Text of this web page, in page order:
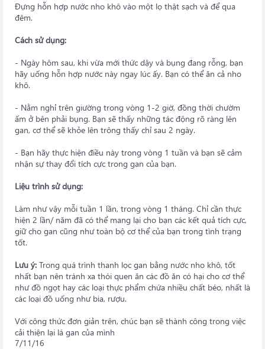
Đựng hỗn hợp nước nho khô vào một lọ thật sạch và để qua
đêm.
Cách sử dụng:
- Ngày hôm sau, khi vừa mới thức dậy và bụng đang rỗng, bạn
hãy uống hỗn hợp nước này ngay lúc ấy. Bạn có thể ăn cả nho
khô.
- Nằm nghỉ trên giường trong vòng 1-2 giờ, đồng thời chườm
ấm ở bên phải bụng. Bạn sẽ thấy những tác động rõ ràng lên
gan, cơ thể sẽ khỏe lên trông thấy chỉ sau 2 ngày.
- Bạn hãy thực hiện điều này trong vòng 1 tuần và bạn sẽ cảm
nhận sự thay đổi tích cực trong gan của bạn.
Liệu trình sử dụng:
Làm như vậy mỗi tuần 1 lần, trong vòng 1 tháng. Chỉ cần thực
hiện 2 lần/ năm đã có thể mang lại cho bạn các kết quả tích cực,
giữ cho gan cũng như toàn bộ cơ thể của bạn trong tình trạng
tốt.
Lưu ý: Trong quá trình thanh lọc gan bằng nước nho khô, tốt
nhất bạn nên tránh xa thói quen ăn các đồ ăn có hại cho cơ thể
như đồ ngọt hay các loại thực phẩm chứa nhiều chất béo, nhất là
các loại đồ uống như bia, rượu.
Với công thức đơn giản trên, chúc bạn sẽ thành công trong việc
cải thiện lại lá gan của mình
7/11/16